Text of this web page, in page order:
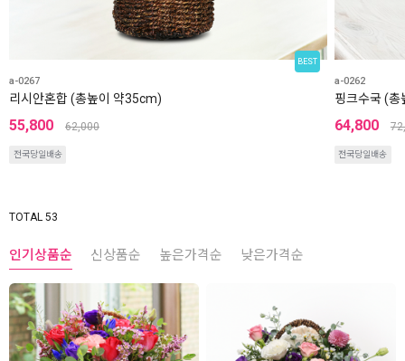
BEST
a-0267
리시안혼합 (총높이 약35cm)
55,800 62,000
전국당일배송
a-0262
핑크수국 (
64,800
전국당일배송
TOTAL 53
인기상품순 신상품순 높은가격순 낮은가격순